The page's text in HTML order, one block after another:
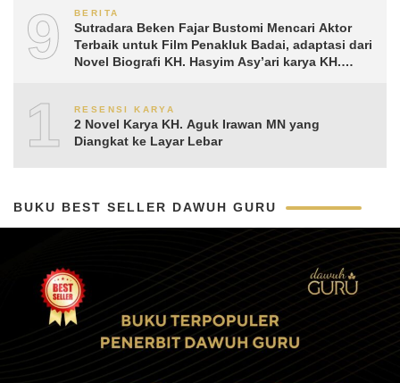
9 BERITA
Sutradara Beken Fajar Bustomi Mencari Aktor
Terbaik untuk Film Penakluk Badai, adaptasi dari
Novel Biografi KH. Hasyim Asy’ari karya KH.
10RESENSI KARYA
2 Novel Karya KH. Aguk Irawan MN yang
Diangkat ke Layar Lebar
BUKU BEST SELLER DAWUH GURU